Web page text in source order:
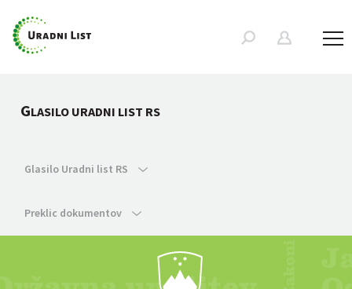
GLASILO URADNI LIST RS
Glasilo Uradni list RS
Preklic dokumentov